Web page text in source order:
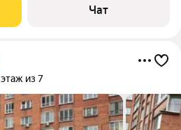
устроить себе дополнительное
есть
Чат
этаж из 7